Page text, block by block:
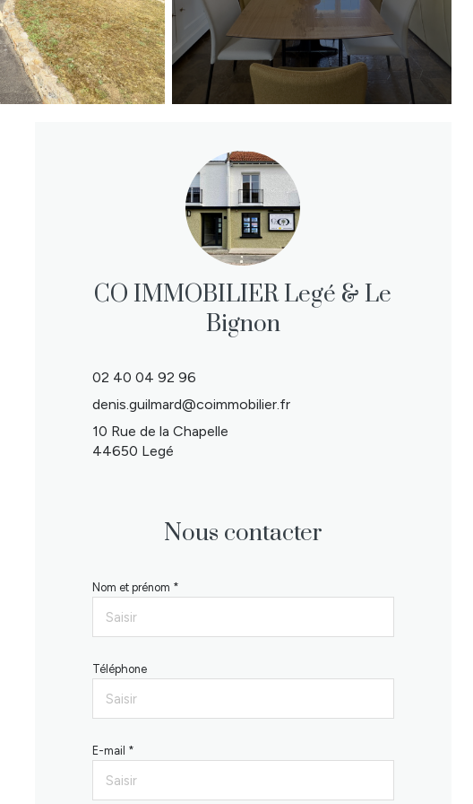
CO IMMOBILIER Legé & Le
Bignon
02 40 04 92 96
denis.guilmard@coimmobilier.fr
10 Rue de la Chapelle
44650 Legé
Nous contacter
Nom et prénom *
Téléphone
E-mail *